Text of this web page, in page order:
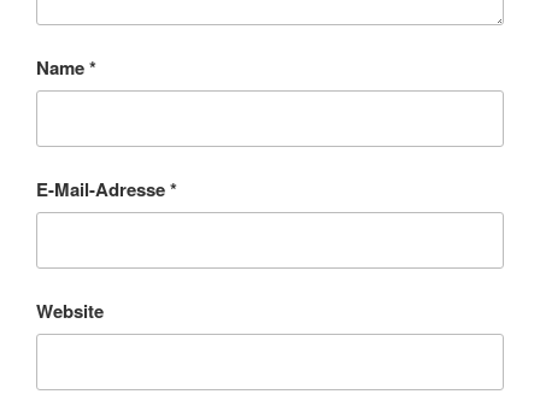
Name*
E-Mail-Adresse*
Website